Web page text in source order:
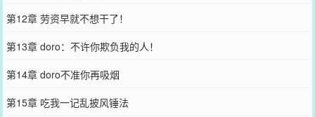
第12章 劳资早就不想干了！
第13章 doro：不许你欺负我的人！
第14章 doro不准你再吸烟
第15章 吃我一记乱披风锤法